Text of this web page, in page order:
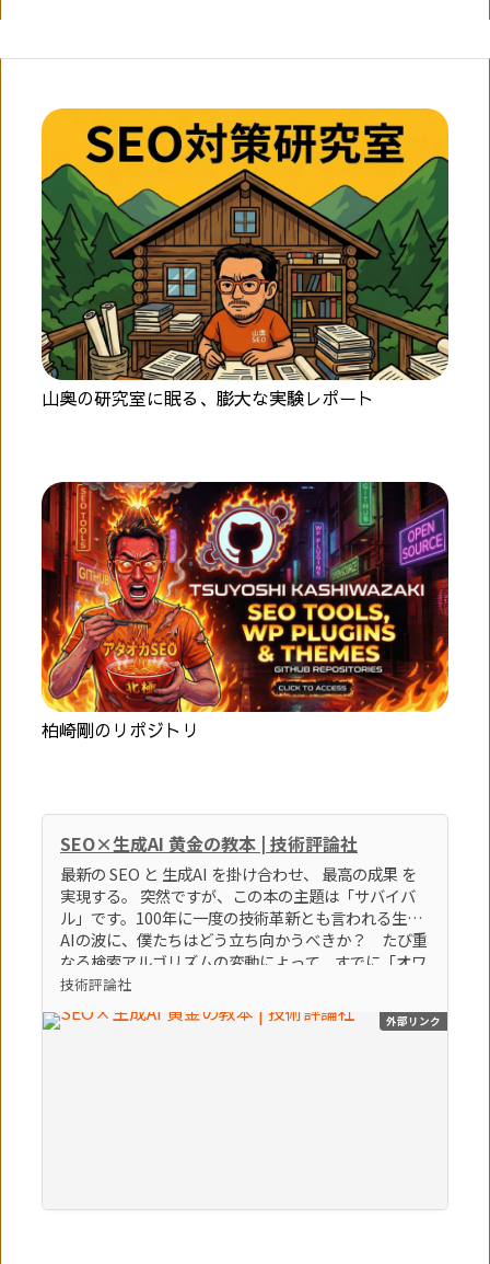
山奥の研究室に眠る、膨大な実験レポート
柏崎剛のリポジトリ
SEO×生成AI 黄金の教本 | 技術評論社
最新の SEO と 生成AI を掛け合わせ、 最高の成果 を
実現する。 突然ですが、この本の主題は「サバイバ
ル」です。100年に一度の技術革新とも言われる生成
AIの波に、僕たちはどう立ち向かうべきか？ たび重
なる検索アルゴリズムの変動によって、すでに「オワ
コン」とすら言われているブログやアフィリエイトサ
るのか？ そんな「生き残るための術」をテーマに、
技術評論社
外部リンク